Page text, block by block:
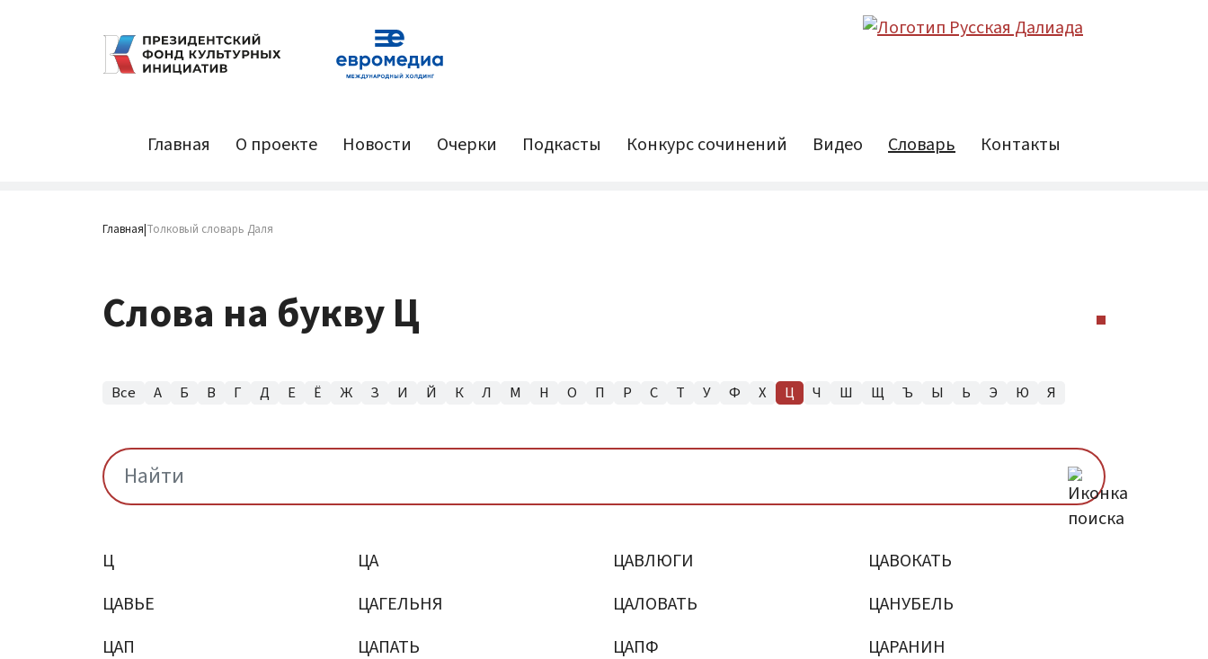
Главная О проекте Новости Очерки Подкасты Конкурс сочинений Видео Словарь Контакты
Главная|Толковый словарь Даля
Слова на букву Ц
Все А Б В Г Д Е Ё Ж З И Й К Л М Н О П Р С Т У Ф Х Ц Ч Ш Щ Ъ Ы Ь Э Ю Я
Ц ЦА ЦАВЛЮГИ
ЦАВОКАТЬ
ЦАВЬЕ
ЦАГЕЛЬНЯ ЦАЛОВАТЬ
ЦАНУБЕЛЬ
ЦАП
ЦАПАТЬ ЦАПФ
ЦАРАНИН